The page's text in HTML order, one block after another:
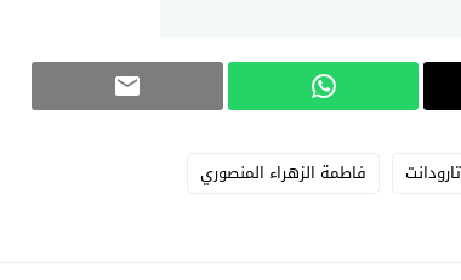
تارودانت
فاطمة الزهراء المنصوري